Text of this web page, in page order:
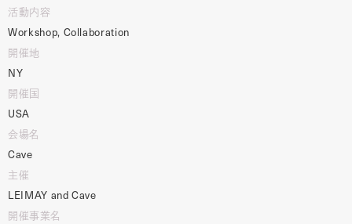
活動内容
Workshop, Collaboration
開催地
NY
開催国
USA
会場名
Cave
主催
LEIMAY and Cave
開催事業名